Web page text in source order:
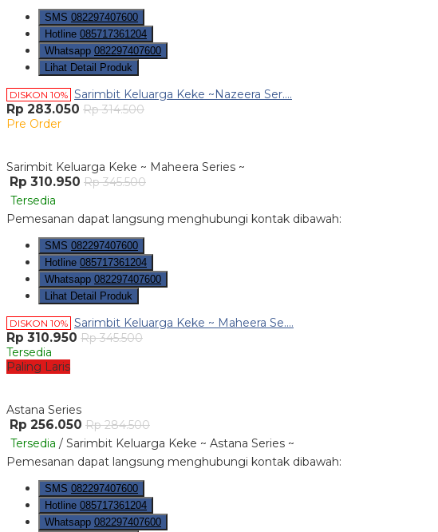
SMS 082297407600
Hotline 085717361204
Whatsapp 082297407600
Lihat Detail Produk
DISKON 10% Sarimbit Keluarga Keke ~Nazeera Ser....
Rp 283.050 Rp 314.500
Pre Order
Sarimbit Keluarga Keke ~ Maheera Series ~
Rp 310.950 Rp 345.500
Tersedia
Pemesanan dapat langsung menghubungi kontak dibawah:
SMS 082297407600
Hotline 085717361204
Whatsapp 082297407600
Lihat Detail Produk
DISKON 10% Sarimbit Keluarga Keke ~ Maheera Se....
Rp 310.950 Rp 345.500
Tersedia
Paling Laris
Astana Series
Rp 256.050 Rp 284.500
Tersedia / Sarimbit Keluarga Keke ~ Astana Series ~
Pemesanan dapat langsung menghubungi kontak dibawah:
SMS 082297407600
Hotline 085717361204
Whatsapp 082297407600